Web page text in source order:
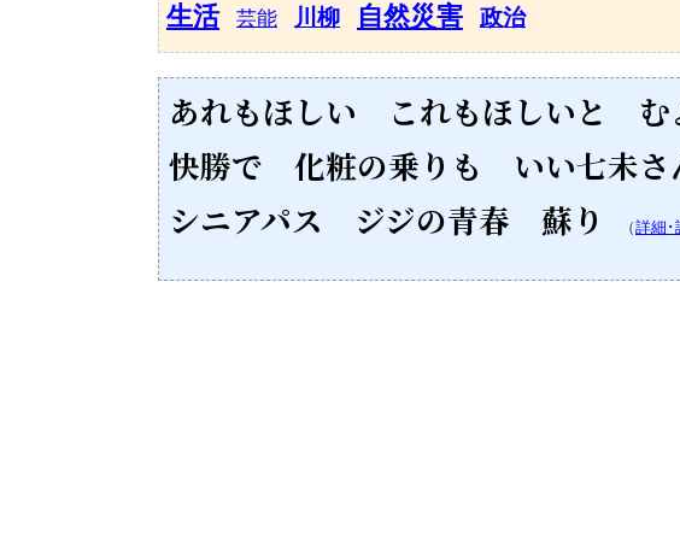
生活
芸能 川柳 自然災害 政治
あれもほしい これもほしいと む
快勝で 化粧の乗りも いい七未さ
シニアパス ジジの青春 蘇り （詳細･